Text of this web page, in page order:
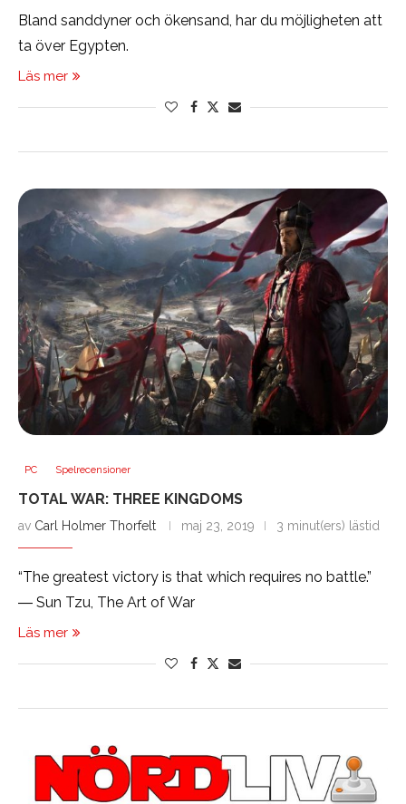
Bland sanddyner och ökensand, har du möjligheten att
ta över Egypten.
Läs mer
PC Spelrecensioner
TOTAL WAR: THREE KINGDOMS
av Carl Holmer Thorfelt maj 23, 2019 3 minut(ers) lästid
“The greatest victory is that which requires no battle.”
― Sun Tzu, The Art of War
Läs mer